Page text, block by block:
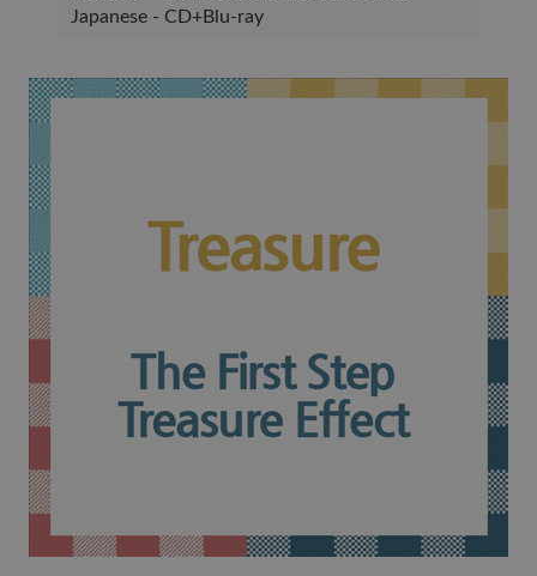
Japanese - CD+Blu-ray